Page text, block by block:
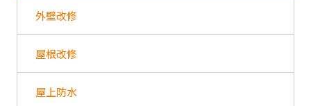
外壁改修
屋根改修
屋上防水